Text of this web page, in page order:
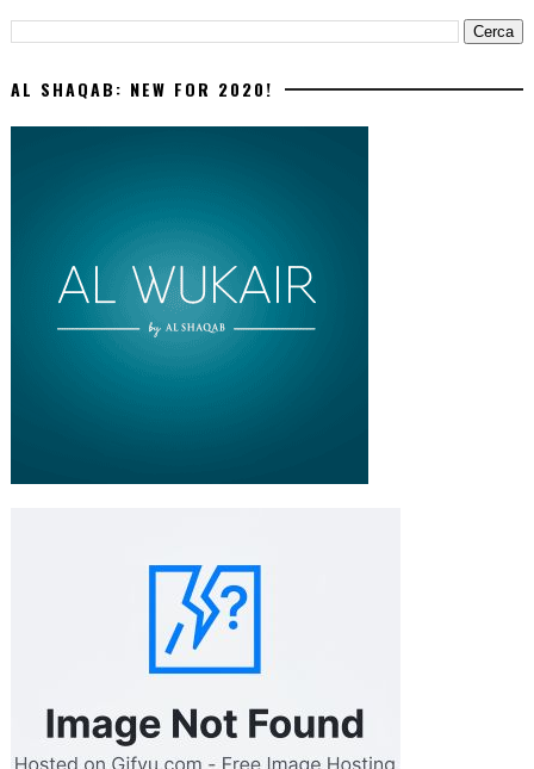
AL SHAQAB: NEW FOR 2020!